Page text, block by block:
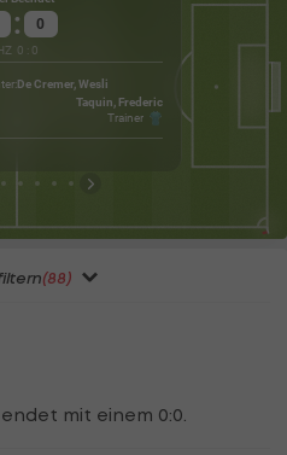
: 0
0 : 0
De Cremer, Wesli
Taquin, Frederic
Trainer
(88)
mit einem 0:0.